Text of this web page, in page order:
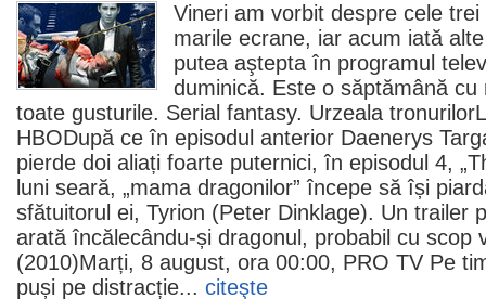
Vineri am vorbit despre cele trei
marile ecrane, iar acum iată
putea aştepta în programul
duminică. Este o săptămână
toate gusturile. Serial fantasy. Urzeala tronurilor
HBODupă ce în episodul anterior Daenerys
pierde doi aliați foarte puternici, în episodul 4,
luni seară, „mama dragonilor” începe să își
sfătuitorul ei, Tyrion (Peter Dinklage). Un trailer
arată încălecându-și dragonul, probabil cu scop
(2010)Marți, 8 august, ora 00:00, PRO TV Pe
puși pe distracție... citeşte